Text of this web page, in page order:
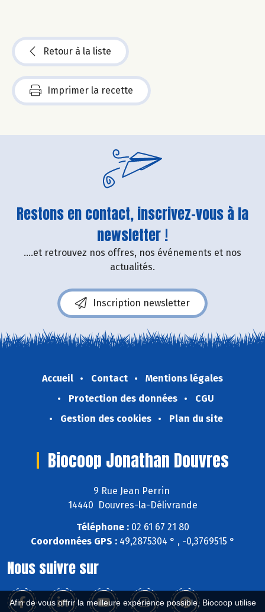
Afin de vous offrir la meilleure expérience possible, Biocoop utilise
Retour à la liste
Imprimer la recette
Restons en contact, inscrivez-vous à la
newsletter !
....et retrouvez nos offres, nos événements et nos
actualités.
Inscription newsletter
Accueil Contact
Mentions légales
Protection des données
CGU
Gestion des cookies
Plan du site
Biocoop Jonathan Douvres
9 Rue Jean Perrin
14440 Douvres-la-Délivrande
Téléphone :02 61 67 21 80
Coordonnées GPS :49,2875304 ° , -0,3769515 °
Nous suivre sur